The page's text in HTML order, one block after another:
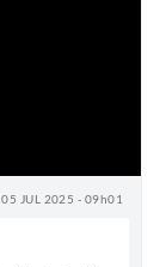
05 JUL 2025 - 09h01